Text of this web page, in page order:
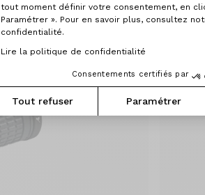
tout moment définir votre consentement, en
Paramétrer ». Pour en savoir plus, consultez
confidentialité.
Lire la politique de confidentialité
Consentements certifiés par
Tout refuser Paramétrer